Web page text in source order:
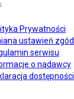
Prywatności
ustawień zgód
serwisu
o nadawcy
dostępności